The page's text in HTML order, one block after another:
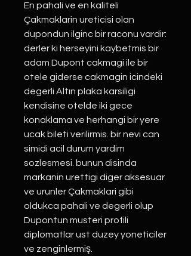
En pahali ve en kaliteli
Çakmaklarin ureticisi olan
dupondun ilginc bir raconu vardir:
derler ki herseyini kaybetmis bir
adam Dupont cakmagi ile bir
otele giderse cakmagin icindeki
degerli Altın plaka karsiligi
kendisine otelde iki gece
konaklama ve herhangi bir yere
ucak bileti verilirmis. bir nevi can
simidi acil durum yardim
sozlesmesi. bunun disinda
markanin urettigi diger aksesuar
ve urunler Çakmaklari gibi
oldukca pahali ve degerli olup
Dupontun musteri profili
diplomatlar ust duzey yoneticiler
ve zenginlermiş.